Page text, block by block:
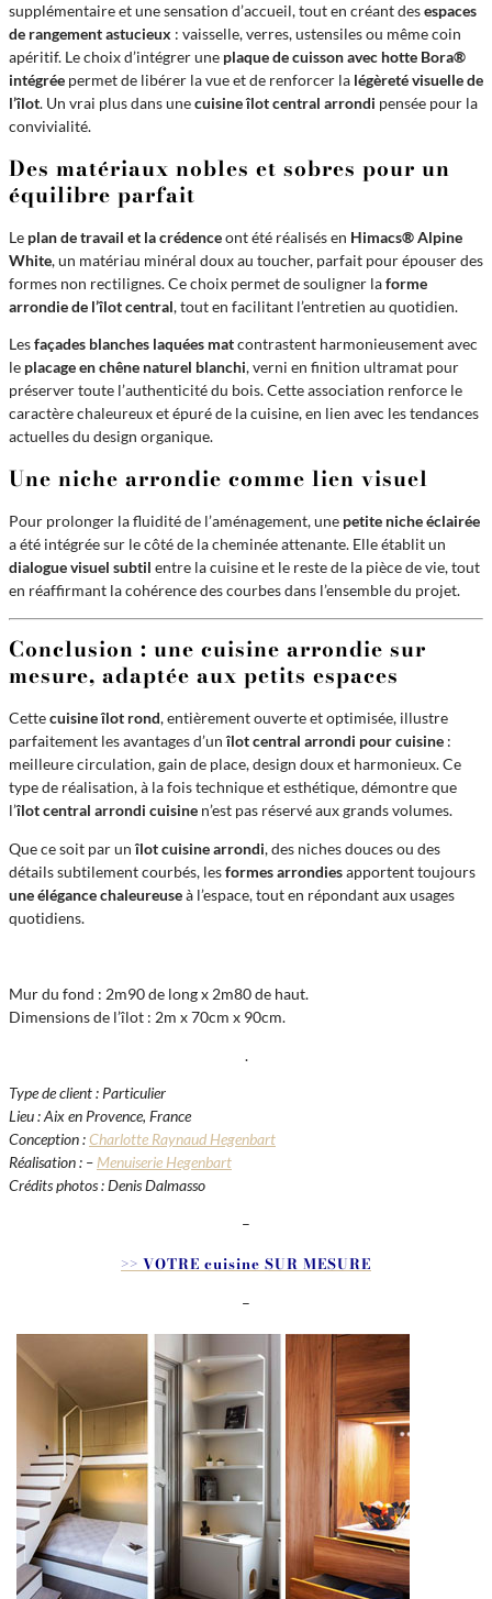
supplémentaire et une sensation d’accueil, tout en créant desespaces
de rangement astucieux : vaisselle, verres, ustensiles ou même coin
apéritif. Le choix d’intégrer une plaque de cuisson avec hotte Bora®
intégrée permet de libérer la vue et de renforcer la légèreté visuelle de
l’îlot. Un vrai plus dans unecuisine îlot central arrondi pensée pour la
convivialité.
Des matériaux nobles et sobres pour un
équilibre parfait
Le plan de travail et la crédenceont été réalisés en Himacs® Alpine
White, un matériau minéral doux au toucher, parfait pour épouser des
formes non rectilignes. Ce choix permet de souligner laforme
arrondie de l’îlot central, tout en facilitant l’entretien au quotidien.
Lesfaçades blanches laquées matcontrastent harmonieusement avec
le placage en chêne naturel blanchi, verni en finition ultramat pour
préserver toute l’authenticité du bois. Cette association renforce le
caractère chaleureux et épuré de la cuisine, en lien avec les tendances
actuelles du design organique.
Une niche arrondie comme lien visuel
Pour prolonger la fluidité de l’aménagement, une petite niche éclairée
a été intégrée sur le côté de la cheminée attenante. Elle établit un
dialogue visuel subtil entre la cuisine et le reste de la pièce de vie, tout
en réaffirmant la cohérence des courbes dans l’ensemble du projet.
Conclusion : une cuisine arrondie sur
mesure, adaptée aux petits espaces
Cettecuisine îlot rond, entièrement ouverte et optimisée, illustre
parfaitement les avantages d’unîlot central arrondi pour cuisine :
meilleure circulation, gain de place, design doux et harmonieux. Ce
type de réalisation, à la fois technique et esthétique, démontre que
l’îlot central arrondi cuisine n’est pas réservé aux grands volumes.
Que ce soit par unîlot cuisine arrondi, des niches douces ou des
détails subtilement courbés, lesformes arrondiesapportent toujours
une élégance chaleureuseà l’espace, tout en répondant aux usages
quotidiens.
Mur du fond : 2m90 de long x 2m80 de haut.
Dimensions de l’îlot : 2m x 70cm x 90cm.
.
Type de client : Particulier
Lieu : Aix en Provence, France
Conception :Charlotte Raynaud Hegenbart
Réalisation : –Menuiserie Hegenbart
Crédits photos : Denis Dalmasso
–
>> VOTRE cuisine SUR MESURE
–